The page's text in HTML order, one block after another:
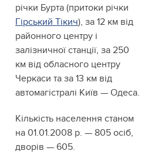
річки Бурта (притоки річки
Гірський Тікич), за 12 км від
районного центру і
залізничної станції, за 250
км від обласного центру
Черкаси та за 13 км від
автомагістралі Київ — Одеса.
Кількість населення станом
на 01.01.2008 р. — 805 осіб,
дворів — 605.